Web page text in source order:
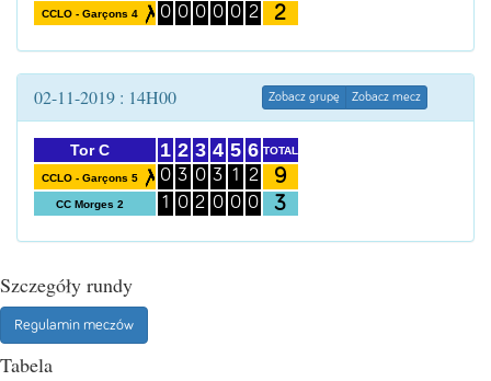
CCLO - Garçons 4
0 0 0 0 0 2
2
02-11-2019 : 14H00 Zobacz grupę Zobacz mecz
Tor C
CCLO - Garçons 5
CC Morges 2
1
0
1
2
3
0
3
0
2
4
3
0
5
1
0
6
2
0
TOTAL
9
3
Szczegóły rundy
Regulamin meczów
Tabela